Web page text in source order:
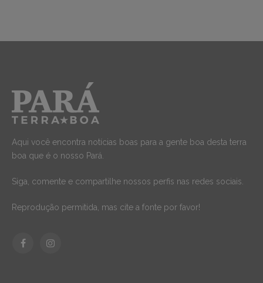
Aqui você encontra notícias boas para a gente boa desta terra
boa que é o nosso Pará.
Siga, comente e compartilhe nossos perfis nas redes sociais.
Reprodução permitida, mas cite a fonte por favor!
FacebookInstagram